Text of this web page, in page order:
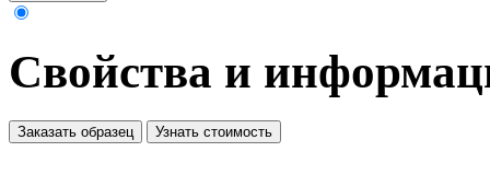
Свойства и
Заказать образец Узнать стоимость